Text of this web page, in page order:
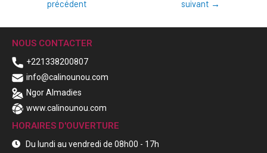
précédent
suivant →
NOUS CONTACTER
+221338200807
info@calinounou.com
Ngor Almadies
www.calinounou.com
HORAIRES D'OUVERTURE
Du lundi au vendredi de 08h00 - 17h